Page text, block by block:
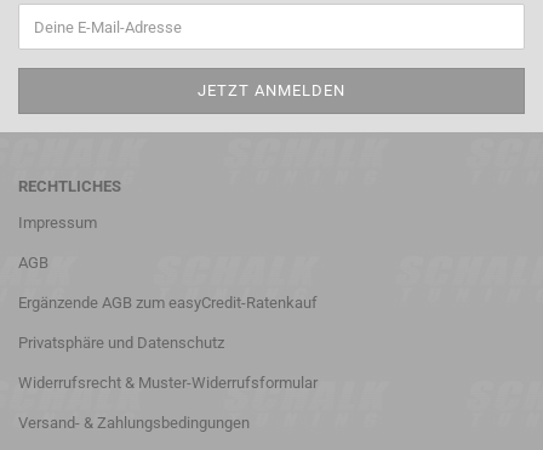
RECHTLICHES
Impressum
AGB
Ergänzende AGB zum easyCredit-Ratenkauf
Privatsphäre und Datenschutz
Widerrufsrecht & Muster-Widerrufsformular
Versand- & Zahlungsbedingungen